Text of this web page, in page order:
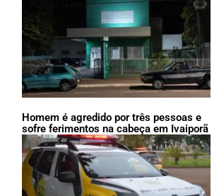
Homem é agredido por três pessoas e
sofre ferimentos na cabeça em Ivaiporã